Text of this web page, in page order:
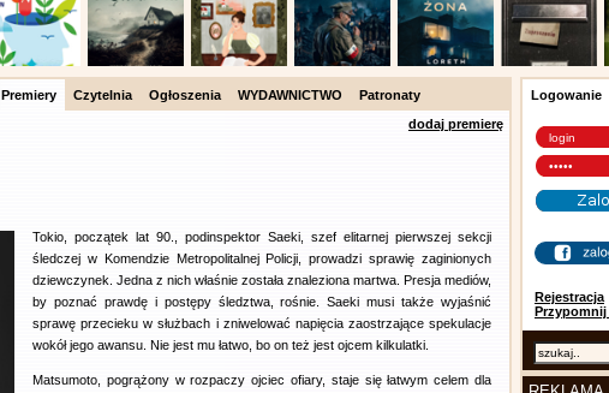
Premiery Czytelnia Ogłoszenia WYDAWNICTWO
Patronaty
dodaj premierę
Tokio, początek lat 90., podinspektor Saeki, szef elitarnej pierwszej sekcji
śledczej w Komendzie Metropolitalnej Policji, prowadzi sprawię zaginionych
dziewczynek. Jedna z nich właśnie została znaleziona martwa. Presja mediów,
by poznać prawdę i postępy śledztwa, rośnie. Saeki musi także wyjaśnić
sprawę przecieku w służbach i zniwelować napięcia zaostrzające spekulacje
wokół jego awansu. Nie jest mu łatwo, bo on też jest ojcem kilkulatki.
Matsumoto, pogrążony w rozpaczy ojciec ofiary, staje się łatwym celem dla
Logowanie
Rejestracja
Przypomnij